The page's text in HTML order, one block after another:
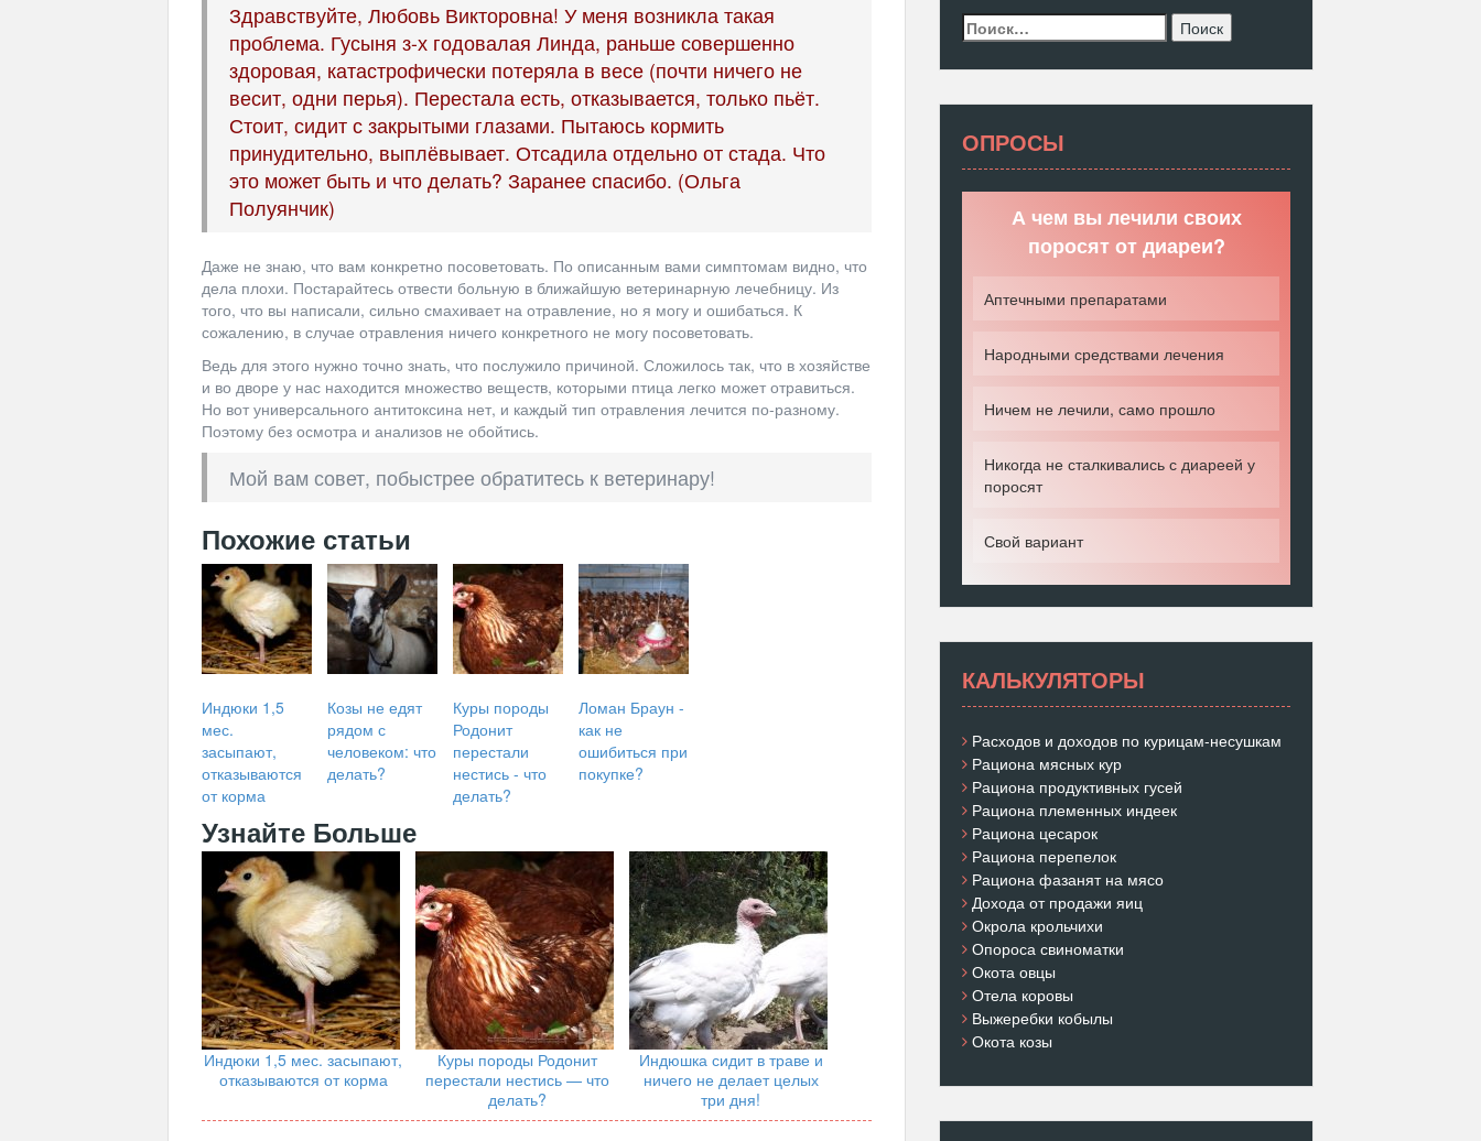
Здравствуйте, Любовь Викторовна! У меня возникла такая
проблема. Гусыня з-х годовалая Линда, раньше совершенно
здоровая, катастрофически потеряла в весе (почти ничего не
весит, одни перья). Перестала есть, отказывается, только пьёт.
Стоит, сидит с закрытыми глазами. Пытаюсь кормить
принудительно, выплёвывает. Отсадила отдельно от стада. Что
это может быть и что делать? Заранее спасибо. (Ольга
Полуянчик)
Даже не знаю, что вам конкретно посоветовать. По описанным вами симптомам видно, что
дела плохи. Постарайтесь отвести больную в ближайшую ветеринарную лечебницу. Из
того, что вы написали, сильно смахивает на отравление, но я могу и ошибаться. К
сожалению, в случае отравления ничего конкретного не могу посоветовать.
Ведь для этого нужно точно знать, что послужило причиной. Сложилось так, что в хозяйстве
и во дворе у нас находится множество веществ, которыми птица легко может отравиться.
Но вот универсального антитоксина нет, и каждый тип отравления лечится по-разному.
Поэтому без осмотра и анализов не обойтись.
Мой вам совет, побыстрее обратитесь к ветеринару!
Похожие статьи
Индюки 1,5
мес.
засыпают,
отказываются
от корма
Козы не едят
рядом с
человеком: что
делать?
Куры породы
Родонит
перестали
нестись - что
делать?
Ломан Браун -
как не
ошибиться при
покупке?
Узнайте Больше
Индюки 1,5 мес. засыпают,
отказываются от корма
Куры породы Родонит
перестали нестись — что
делать?
Индюшка сидит в траве и
ничего не делает целых
три дня!
Найти:
ОПРОСЫ
А чем вы лечили своих
поросят от диареи?
Аптечными препаратами
Народными средствами лечения
Ничем не лечили, само прошло
Никогда не сталкивались с диареей у
поросят
Свой вариант
КАЛЬКУЛЯТОРЫ
Расходов и доходов по курицам-несушкам
Рациона мясных кур
Рациона продуктивных гусей
Рациона племенных индеек
Рациона цесарок
Рациона перепелок
Рациона фазанят на мясо
Дохода от продажи яиц
Окрола крольчихи
Опороса свиноматки
Окота овцы
Отела коровы
Выжеребки кобылы
Окота козы